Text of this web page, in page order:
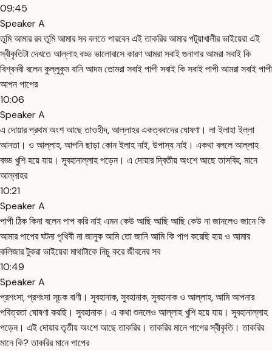
09:45
Speaker A
তুমি আমার রব তুমি আমার সব বলতে পারবেন এই তাকরির আমার পটুয়াখালীর ভাইয়েরা এই
স্বীকৃতিটা দেখতে আল্লাহ বড্ড ভালোবাসে কারণ আমরা সবাই গুনাগার আমরা সবাই কি
বিশ্বনবী বলেন কুল্লুকুম বানি আদম তোমরা সবাই পাপী সবাই কি সবাই পাপী আমরা সবাই পাপী
আপন পাপের
10:06
Speaker A
এ দোয়ার প্রথম অংশ আছে তাওহীদ, আল্লাহর একত্ববাদের ঘোষণা। লা ইলাহা ইল্লা
আনতা। ও আল্লাহ, আপনি ছাড়া কোন ইলাহ নাই, উপাস্য নাই। একথা বললে আল্লাহ
বড্ড খুশি হয়ে যায়। সুবহানাল্লাহ পড়েন। এ দোয়ার দ্বিতীয় অংশে আছে তাসবিহ, মানে
আল্লাহর
10:21
Speaker A
পাপী ঠিক কিনা বলেন পাপ করি নাই এমন কেউ আছি আছি আছি কেউ না জানলেও জানে কি
আমার পাপের ঘটনা পৃথিবী না জানুক আমি তো জানি আমি কি পাপ করেছি হায় ও আমার
কলিজার টুকরা ভাইয়েরা মাথাটাকে নিচু করে জীবনের সব
10:49
Speaker A
প্রশংসা, প্রশংসা সূচক বাণী। সুবহানাক, সুবহানাক, সুবহানাক ও আল্লাহ, আমি আপনার
পবিত্রতা ঘোষণা করছি। সুবহানাক। এ কথা শুনলেও আল্লাহ খুশি হয়ে যায়। সুবহানাল্লাহ
পড়েন। এই দোয়ার তৃতীয় অংশে আছে তাকরির। তাকরির মানে পাপের স্বীকৃতি। তাকরির
মানে কি? তাকরির মানে পাপের